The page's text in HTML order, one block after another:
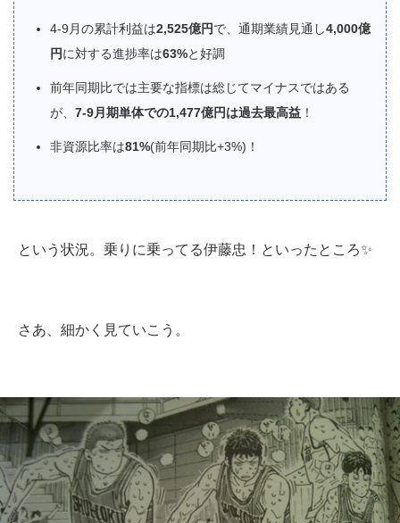
4-9月の累計利益は2,525億円で、通期業績見通し4,000億
円に対する進捗率は63%と好調
前年同期比では主要な指標は総じてマイナスではある
が、 7-9月期単体での1,477億円は過去最高益 ！
非資源比率は81%(前年同期比+3%)！
という状況。乗りに乗ってる伊藤忠！といったところ✨
さあ、細かく見ていこう。